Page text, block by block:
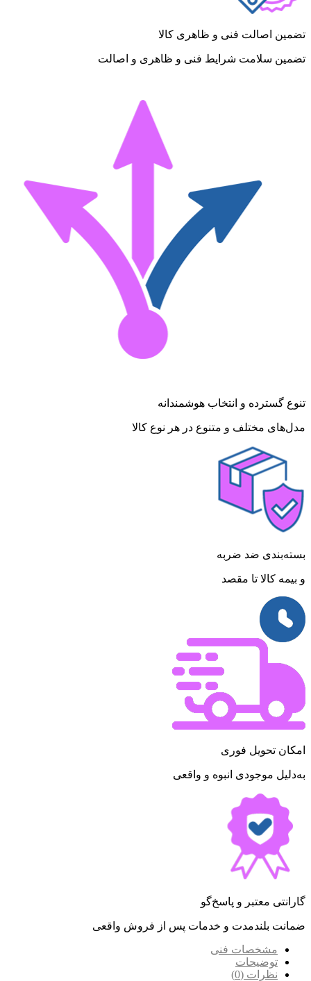
تضمین اصالت فنی و ظاهری کالا
تضمین سلامت شرایط فنی و ظاهری و اصالت
تنوع گسترده و انتخاب هوشمندانه
مدل‌های مختلف و متنوع در هر نوع کالا
بسته‌بندی ضد ضربه
و بیمه کالا تا مقصد
امکان تحویل فوری
به‌دلیل موجودی انبوه و واقعی
گارانتی معتبر و پاسخ‌گو
ضمانت بلندمدت و خدمات پس از فروش واقعی
مشخصات فنی
توضیحات
نظرات (0)